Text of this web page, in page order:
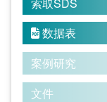
 数据表
案例研究
文件